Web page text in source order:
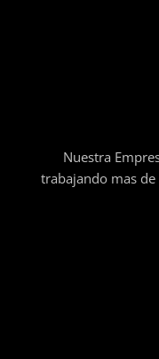
Nuestra
trabajando mas